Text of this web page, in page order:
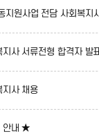
원사업 전담 사회복지
사 서류전형 합격자 발
사 채용
안내 ★